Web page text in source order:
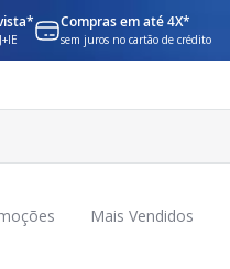
Compras em até 4X*
sem juros no cartão de crédito
Mais Vendidos